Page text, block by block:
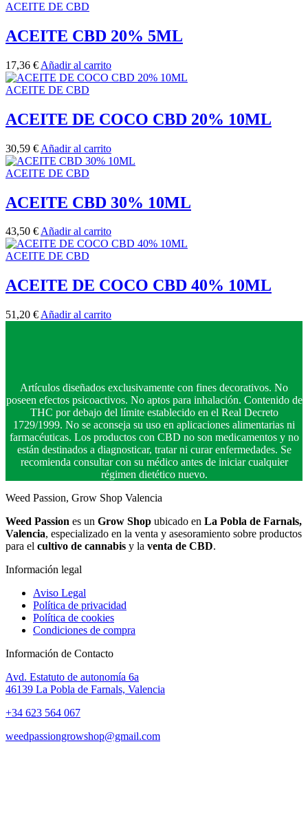
ACEITE DE CBD
ACEITE CBD 20% 5ML
17,36 € Añadir al carrito
ACEITE DE CBD
ACEITE DE COCO CBD 20% 10ML
30,59 € Añadir al carrito
ACEITE DE CBD
ACEITE CBD 30% 10ML
43,50 €Añadir al carrito
ACEITE DE CBD
ACEITE DE COCO CBD 40% 10ML
51,20 € Añadir al carrito
Artículos diseñados exclusivamente con fines decorativos. No
poseen efectos psicoactivos. No aptos para inhalación. Contenido de
THC por debajo del límite establecido en el Real Decreto
1729/1999. No se aconseja su uso en aplicaciones alimentarias ni
farmacéuticas. Los productos con CBD no son medicamentos y no
están destinados a diagnosticar, tratar ni curar enfermedades. Se
recomienda consultar con su médico antes de iniciar cualquier
régimen dietético nuevo.
Weed Passion, Grow Shop Valencia
Weed Passion es un Grow Shop ubicado en La Pobla de Farnals,
Valencia, especializado en la venta y asesoramiento sobre productos
para el cultivo de cannabis y la venta de CBD.
Información legal
Aviso Legal
Política de privacidad
Política de cookies
Condiciones de compra
Información de Contacto
Avd. Estatuto de autonomía 6a
46139 La Pobla de Farnals, Valencia
+34 623 564 067
weedpassiongrowshop@gmail.com